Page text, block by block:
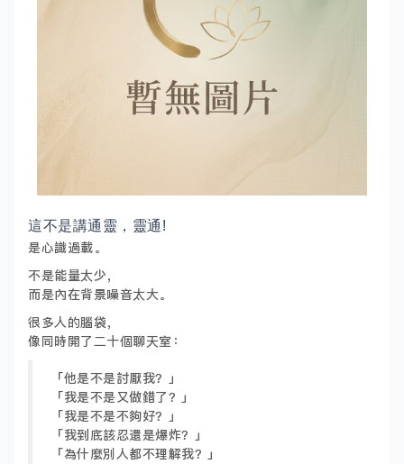
這不是講通靈，靈通!
是心識過載。
不是能量太少，
而是內在背景噪音太大。
很多人的腦袋，
像同時開了二十個聊天室：
「他是不是討厭我？」
「我是不是又做錯了？」
「我是不是不夠好？」
「我到底該忍還是爆炸？」
「為什麼別人都不理解我？」